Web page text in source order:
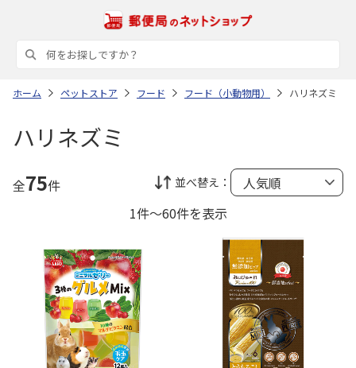
ホーム ペットストア フード フード（小動物用） ハリネズミ
ハリネズミ
全75件 並べ替え：
1件～60件を表示